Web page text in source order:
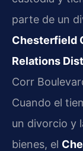
parte de un
Chesterfield
Relations
Corr
Cuando el
un divorcio y
bienes, el